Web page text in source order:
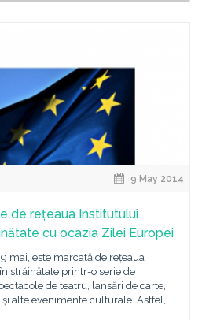
9 May 2014
de rețeaua Institutului
cu ocazia Zilei Europei
mai, este marcată de rețeaua
străinătate printr-o serie de
de teatru, lansări de carte,
alte evenimente culturale. Astfel,